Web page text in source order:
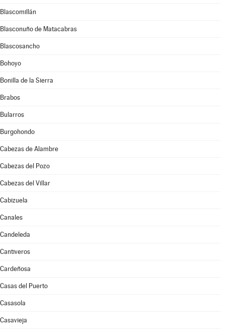
Blascomillán
Blasconuño de Matacabras
Blascosancho
Bohoyo
Bonilla de la Sierra
Brabos
Bularros
Burgohondo
Cabezas de Alambre
Cabezas del Pozo
Cabezas del Villar
Cabizuela
Canales
Candeleda
Cantiveros
Cardeñosa
Casas del Puerto
Casasola
Casavieja